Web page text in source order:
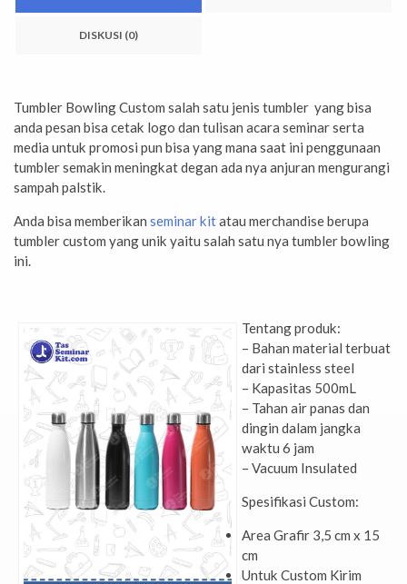
DISKUSI (0)
Tumbler Bowling Custom salah satu jenis tumbler yang bisa
anda pesan bisa cetak logo dan tulisan acara seminar serta
media untuk promosi pun bisa yang mana saat ini penggunaan
tumbler semakin meningkat degan ada nya anjuran mengurangi
sampah palstik.
Anda bisa memberikan seminar kitatau merchandise berupa
tumbler custom yang unik yaitu salah satu nya tumbler bowling
ini.
Tentang produk:
– Bahan material terbuat
dari stainless steel
– Kapasitas 500mL
– Tahan air panas dan
dingin dalam jangka
waktu 6 jam
– Vacuum Insulated
Spesifikasi Custom:
Area Grafir 3,5 cm x 15
cm
Untuk Custom Kirim